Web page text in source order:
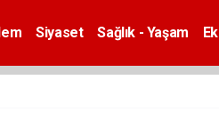
Siyaset Sağlık - Yaşam